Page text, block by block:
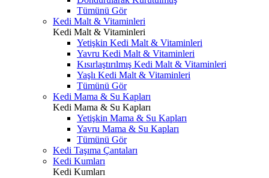
Tümünü Gör
Kedi Malt & Vitaminleri
Kedi Malt & Vitaminleri
Yetişkin Kedi Malt & Vitaminleri
Yavru Kedi Malt & Vitaminleri
Kısırlaştırılmış Kedi Malt & Vitaminleri
Yaşlı Kedi Malt & Vitaminleri
Tümünü Gör
Kedi Mama & Su Kapları
Kedi Mama & Su Kapları
Yetişkin Mama & Su Kapları
Yavru Mama & Su Kapları
Tümünü Gör
Kedi Taşıma Çantaları
Kedi Kumları
Kedi Kumları